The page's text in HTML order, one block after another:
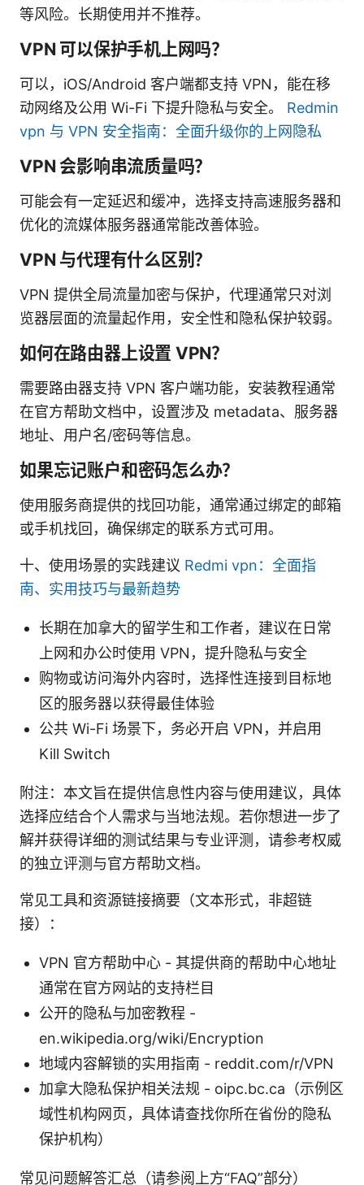
等风险。长期使用并不推荐。
VPN 可以保护手机上网吗？
可以，iOS/Android 客户端都支持 VPN，能在移
动网络及公用 Wi-Fi 下提升隐私与安全。 Redmin
vpn 与 VPN 安全指南：全面升级你的上网隐私
VPN 会影响串流质量吗？
可能会有一定延迟和缓冲，选择支持高速服务器和
优化的流媒体服务器通常能改善体验。
VPN 与代理有什么区别？
VPN 提供全局流量加密与保护，代理通常只对浏
览器层面的流量起作用，安全性和隐私保护较弱。
如何在路由器上设置 VPN？
需要路由器支持 VPN 客户端功能，安装教程通常
在官方帮助文档中，设置涉及 metadata、服务器
地址、用户名/密码等信息。
如果忘记账户和密码怎么办？
使用服务商提供的找回功能，通常通过绑定的邮箱
或手机找回，确保绑定的联系方式可用。
十、使用场景的实践建议 Redmi vpn：全面指
南、实用技巧与最新趋势
长期在加拿大的留学生和工作者，建议在日常
上网和办公时使用 VPN，提升隐私与安全
购物或访问海外内容时，选择性连接到目标地
区的服务器以获得最佳体验
公共 Wi-Fi 场景下，务必开启 VPN，并启用
Kill Switch
附注：本文旨在提供信息性内容与使用建议，具体
选择应结合个人需求与当地法规。若你想进一步了
解并获得详细的测试结果与专业评测，请参考权威
的独立评测与官方帮助文档。
常见工具和资源链接摘要（文本形式，非超链
接）：
VPN 官方帮助中心 - 其提供商的帮助中心地址
通常在官方网站的支持栏目
公开的隐私与加密教程 -
en.wikipedia.org/wiki/Encryption
地域内容解锁的实用指南 - reddit.com/r/VPN
加拿大隐私保护相关法规 - oipc.bc.ca（示例区
域性机构网页，具体请查找你所在省份的隐私
保护机构）
常见问题解答汇总（请参阅上方“FAQ”部分）